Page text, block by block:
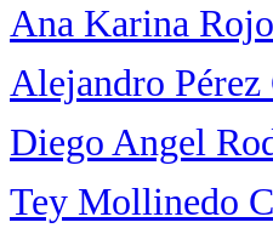
Ana Karina
Alejandro
Diego Angel
Tey Mollinedo